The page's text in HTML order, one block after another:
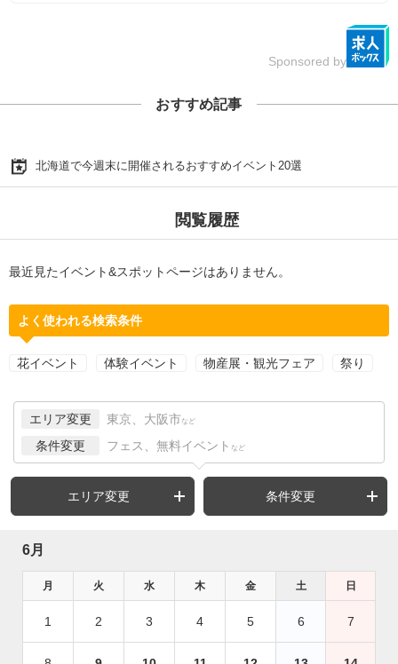
Sponsored by
おすすめ記事
北海道で今週末に開催されるおすすめイベント20選
閲覧履歴
最近見たイベント&スポットページはありません。
よく使われる検索条件
花イベント 体験イベント 物産展・観光フェア 祭り
エリア変更 東京、大阪市 など
条件変更 フェス、無料イベント など
エリア変更 条件変更
6月
月 火 水 木 金 土 日
1 2 3 4 5 6 7